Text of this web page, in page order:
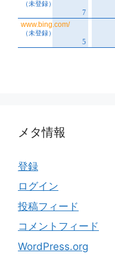
メタ情報
登録
ログイン
投稿フィード
コメントフィード
WordPress.org